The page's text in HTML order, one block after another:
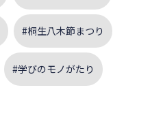
#桐生八木節まつり
#学びのモノがたり